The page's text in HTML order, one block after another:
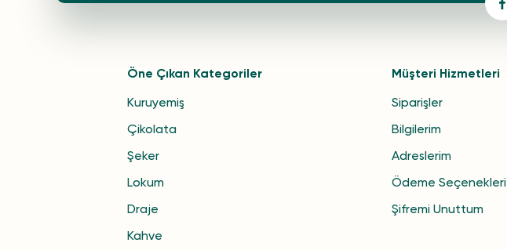
Öne Çıkan Kategoriler
Kuruyemiş
Çikolata
Şeker
Lokum
Draje
Kahve
Müşteri Hizmetleri
Siparişler
Bilgilerim
Adreslerim
Ödeme Seçenekleri
Şifremi Unuttum